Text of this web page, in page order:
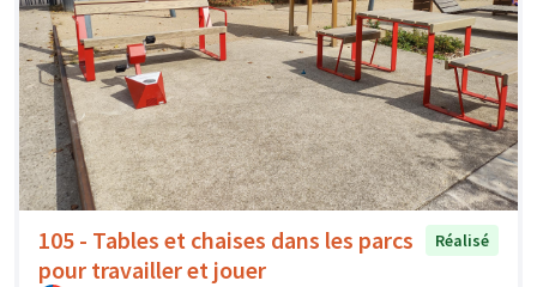
105 - Tables et chaises dans les parcs
pour travailler et jouer
Réalisé